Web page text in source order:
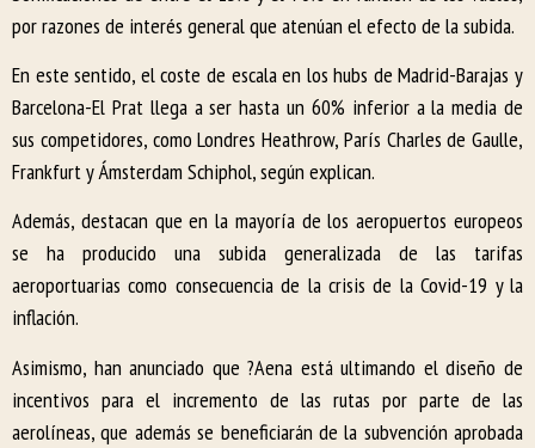
por razones de interés general que atenúan el efecto de la subida.
En este sentido, el coste de escala en los hubs de Madrid-Barajas y
Barcelona-El Prat llega a ser hasta un 60% inferior a la media de
sus competidores, como Londres Heathrow, París Charles de Gaulle,
Frankfurt y Ámsterdam Schiphol, según explican.
Además, destacan que en la mayoría de los aeropuertos europeos
se ha producido una subida generalizada de las tarifas
aeroportuarias como consecuencia de la crisis de la Covid-19 y la
inflación.
Asimismo, han anunciado que ?Aena está ultimando el diseño de
incentivos para el incremento de las rutas por parte de las
aerolíneas, que además se beneficiarán de la subvención aprobada